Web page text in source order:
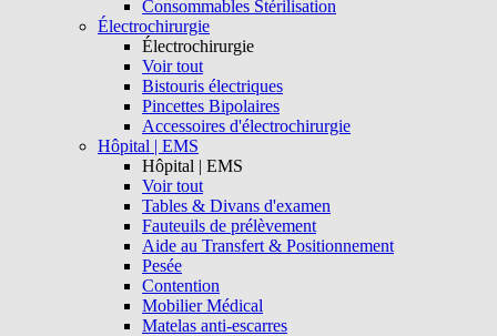
Consommables Stérilisation
Électrochirurgie
Électrochirurgie
Voir tout
Bistouris électriques
Pincettes Bipolaires
Accessoires d'électrochirurgie
Hôpital | EMS
Hôpital | EMS
Voir tout
Tables & Divans d'examen
Fauteuils de prélèvement
Aide au Transfert & Positionnement
Pesée
Contention
Mobilier Médical
Matelas anti-escarres